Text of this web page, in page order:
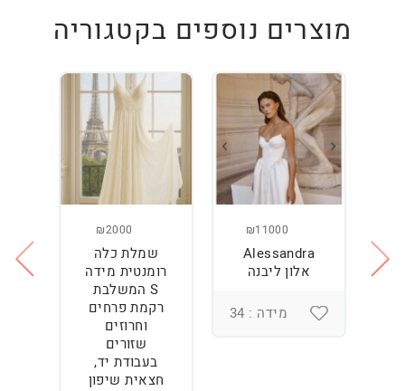
מוצרים נוספים בקטגוריה
₪11000
Alessandra
אלון ליבנה
מידה : 34
₪2000
שמלת כלה
רומנטית מידה
S המשלבת
רקמת פרחים
וחרוזים
שזורים
בעבודת יד,
חצאית שיפון